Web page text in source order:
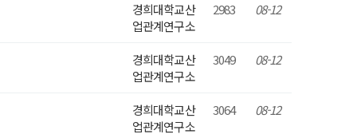
경희대학교산
업관계연구소
2983 08-12
경희대학교산
업관계연구소
3049 08-12
경희대학교산
업관계연구소
3064 08-12